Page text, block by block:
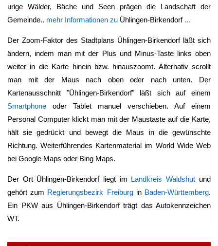
urige Wälder, Bäche und Seen prägen die Landschaft der
Gemeinde.. mehr Informationen zu Ühlingen-Birkendorf...
Der Zoom-Faktor des Stadtplans Ühlingen-Birkendorfläßt sich
ändern, indem man mit der Plus und Minus-Taste links oben
weiter in die Karte hinein bzw. hinauszoomt. Alternativ scrollt
man mit der Maus nach oben oder nach unten. Der
Kartenausschnitt "Ühlingen-Birkendorf" läßt sich auf einem
Smartphone oder Tablet manuel verschieben. Auf einem
Personal Computer klickt man mit der Maustaste auf die Karte,
hält sie gedrückt und bewegt die Maus in die gewünschte
Richtung. Weiterführendes Kartenmaterial im World Wide Web
bei Google Maps oder Bing Maps.
Der Ort Ühlingen-Birkendorfliegt im Landkreis Waldshut und
gehört zum Regierungsbezirk Freiburg in Baden-Württemberg.
Ein PKW aus Ühlingen-Birkendorfträgt das Autokennzeichen
WT.